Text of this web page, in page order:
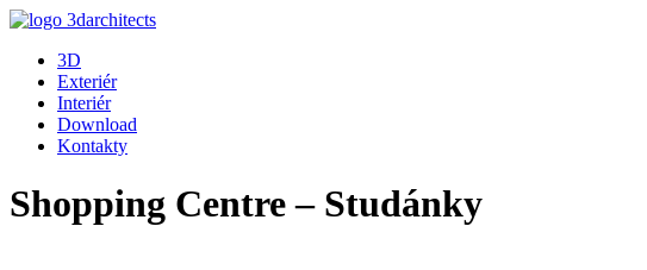
3D
Exteriér
Interiér
Download
Kontakty
Shopping Centre – Studánky